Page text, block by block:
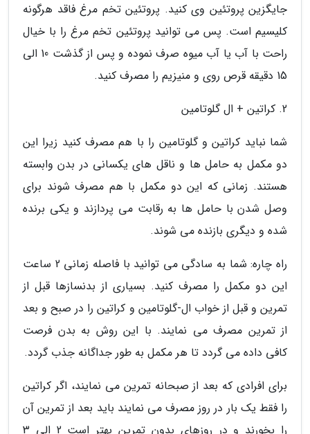
جایگزین پروتئین وی کنید. پروتئین تخم مرغ فاقد هرگونه
کلیسیم است. پس می توانید پروتئین تخم مرغ را با خیال
راحت با آب یا آب میوه صرف نموده و پس از گذشت 10 الی
15 دقیقه قرص روی و منیزیم را مصرف کنید.
2. کراتین + ال گلوتامین
شما نباید کراتین و گلوتامین را با هم مصرف کنید زیرا این
دو مکمل به حامل ها و ناقل های یکسانی در بدن وابسته
هستند. زمانی که این دو مکمل با هم مصرف شوند برای
وصل شدن با حامل ها به رقابت می پردازند و یکی برنده
شده و دیگری بازنده می شوند.
راه چاره: شما به سادگی می توانید با فاصله زمانی 2 ساعت
این دو مکمل را مصرف کنید. بسیاری از بدنسازها قبل از
تمرین و قبل از خواب ال-گلوتامین و کراتین را در صبح و بعد
از تمرین مصرف می نمایند. با این روش به بدن فرصت
کافی داده می گردد تا هر مکمل به طور جداگانه جذب گردد.
برای افرادی که بعد از صبحانه تمرین می نمایند، اگر کراتین
را فقط یک بار در روز مصرف می نمایند باید بعد از تمرین آن
را بخورند و در روزهای بدون تمرین بهتر است 2 الی 3